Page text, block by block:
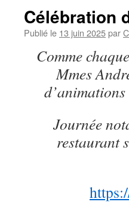
Célébration
Publié le 13 juin 2025par
Comme
Mmes
Journée
restaurant